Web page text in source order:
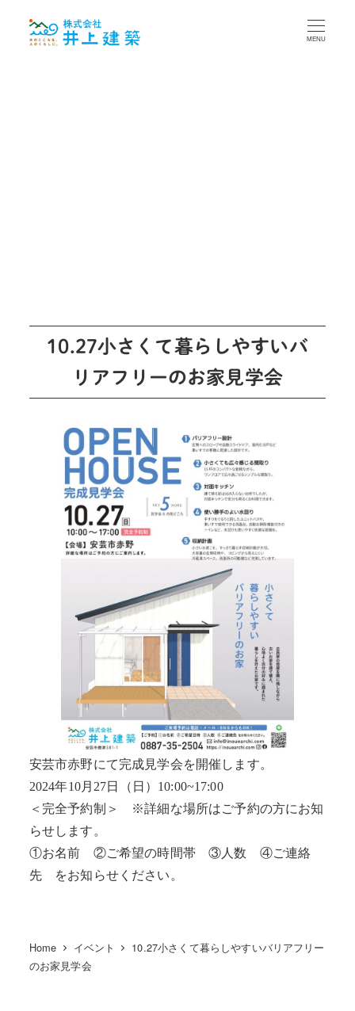
MENU
10.27小さくて暮らしやすいバ
リアフリーのお家見学会
安芸市赤野にて完成見学会を開催します。
2024年10月27日（日）10:00~17:00
＜完全予約制＞ ※詳細な場所はご予約の方にお知
らせします。
①お名前 ②ご希望の時間帯 ③人数 ④ご連絡
先 をお知らせください。
Home イベント
10.27小さくて暮らしやすいバリアフリー
のお家見学会